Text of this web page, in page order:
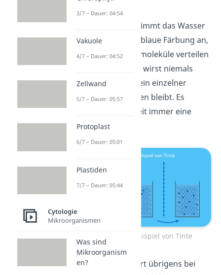
gibst.
Nach einiger Zeit nimmt das Wasser
eine gleichmäßige blaue Färbung an,
denn die Farbstoffmoleküle verteilen
sich im Wasser. Du wirst niemals
beobachten, dass ein einzelner
Tintenfleck bestehen bleibt. Es
entsteht mit der Zeit immer eine
gefärbte Lösung.
Diffusion am Beispiel von Tinte
Das Gleiche passiert übrigens bei
3/7 – Dauer: 04:54
Vakuole
4/7 – Dauer: 04:52
Zellwand
5/7 – Dauer: 05:57
Protoplast
6/7 – Dauer: 05:01
Plastiden
7/7 – Dauer: 05:44
Cytologie
Mikroorganismen
Was sind
Mikroorganism
en?